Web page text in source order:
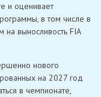
и оценивает
в том числе в
на выносливость FIA
нового
на 2027 год
в чемпионате,